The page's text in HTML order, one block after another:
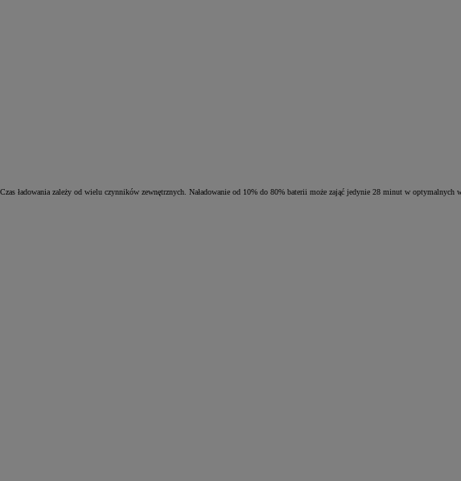
Czas ładowania zależy od wielu czynników zewnętrznych. Naładowanie od 10% do 80% baterii może zająć jedynie 28 minut w optymalnych